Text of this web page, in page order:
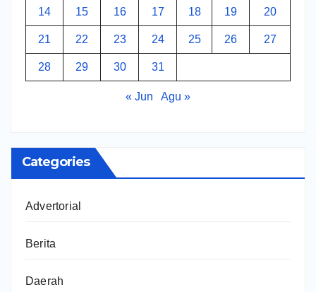
14 15 16 17 18 19 20
21 22 23 24 25 26 27
28 29 30 31
« Jun Agu »
Categories
Advertorial
Berita
Daerah